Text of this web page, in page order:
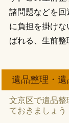
諸問題などを
に負担を掛け
ばれる、生前整
遺品整理・
文京区で遺品整
ておきましょう